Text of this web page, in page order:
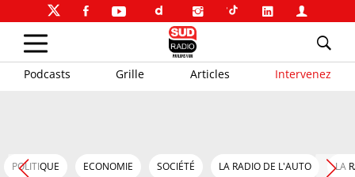
Podcasts Grille Articles Intervenez
POLITIQUE ECONOMIE SOCIÉTÉ LA RADIO DE L'AUTO LA